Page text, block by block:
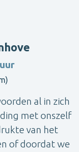
al in zich
met onszelf
van het
of doordat we